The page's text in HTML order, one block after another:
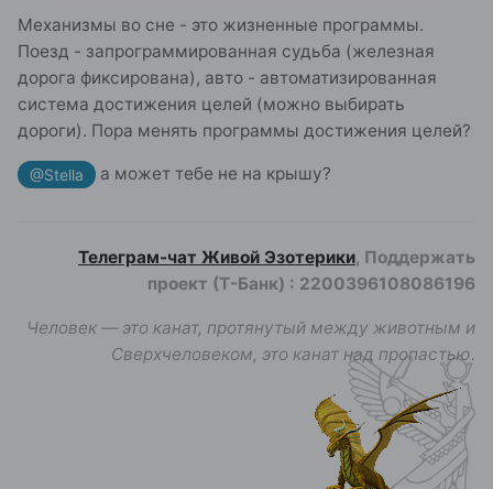
Механизмы во сне - это жизненные программы.
Поезд - запрограммированная судьба (железная
дорога фиксирована), авто - автоматизированная
система достижения целей (можно выбирать
дороги). Пора менять программы достижения целей?
@Stella а может тебе не на крышу?
Телеграм-чат Живой Эзотерики, Поддержать
проект (Т-Банк) : 2200396108086196
Человек — это канат, протянутый между животным и
Сверхчеловеком, это канат над пропастью.